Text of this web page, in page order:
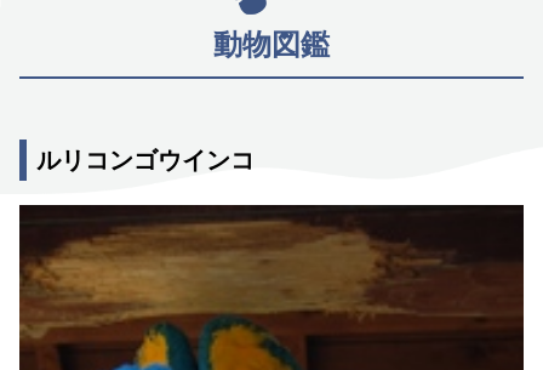
動物図鑑
ルリコンゴウインコ